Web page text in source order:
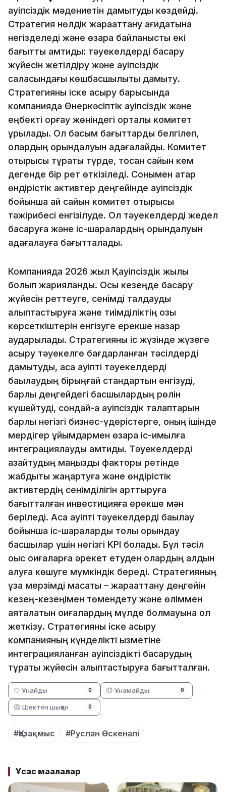
қауіпсіздік мәдениетін дамытуды көздейді.
Стратегия нөлдік жарақаттану қағидатына
негізделеді және өзара байланысты екі
бағытты қамтиды: тәуекелдерді басқару
жүйесін жетілдіру және қауіпсіздік
саласындағы көшбасшылықты дамыту.
Стратегияны іске асыру барысында
компанияда Өнеркәсіптік қауіпсіздік және
еңбекті қорғау жөніндегі орталық комитет
құрылады. Ол басым бағыттарды белгілеп,
олардың орындалуын қадағалайды. Комитет
отырысы тұрақты түрде, тоқсан сайын кем
дегенде бір рет өткізіледі. Сонымен қатар
өндірістік активтер деңгейінде қауіпсіздік
бойынша ай сайын комитет отырысы
тәжірибесі енгізілуде. Ол тәуекелдерді жедел
басқаруға және іс-шаралардың орындалуын
қадағалауға бағытталады.
Компанияда 2026 жыл Қауіпсіздік жылы
болып жарияланды. Осы кезеңде басқару
жүйесін реттеуге, сенімді талдауды
қалыптастыруға және тиімділіктің озық
көрсеткіштерін енгізуге ерекше назар
аударылады. Стратегияны іс жүзінде жүзеге
асыру тәуекелге бағдарланған тәсілдерді
дамытуды, аса қауіпті тәуекелдерді
бақылаудың бірыңғай стандартын енгізуді,
барлық деңгейдегі басшылардың рөлін
күшейтуді, сондай-ақ қауіпсіздік талаптарын
барлық негізгі бизнес-үдерістерге, оның ішінде
мердігер ұйымдармен өзара іс-қимылға
интеграциялауды қамтиды. Тәуекелдерді
азайтудың маңызды факторы ретінде
жабдықты жаңартуға және өндірістік
активтердің сенімділігін арттыруға
бағытталған инвестицияға ерекше мән
беріледі. Аса қауіпті тәуекелдерді бақылау
бойынша іс-шараларды толық орындау
басшылар үшін негізгі KPI болады. Бұл тәсіл
оқыс оқиғаларға әрекет етуден олардың алдын
алуға көшуге мүмкіндік береді. Стратегияның
ұзақ мерзімді мақсаты – жарақаттану деңгейін
кезең-кезеңімен төмендету және өліммен
аяқталатын оқиғалардың мүлде болмауына қол
жеткізу. Стратегияны іске асыру
компанияның күнделікті қызметіне
интеграцияланған қауіпсіздікті басқарудың
тұрақты жүйесін қалыптастыруға бағытталған.
🤍 Ұнайды 0 😞 Ұнамайды 0
😡 Шектен шыққан 0
#Қазақмыс #Руслан Өскенәлі
Ұқсас мақалалар